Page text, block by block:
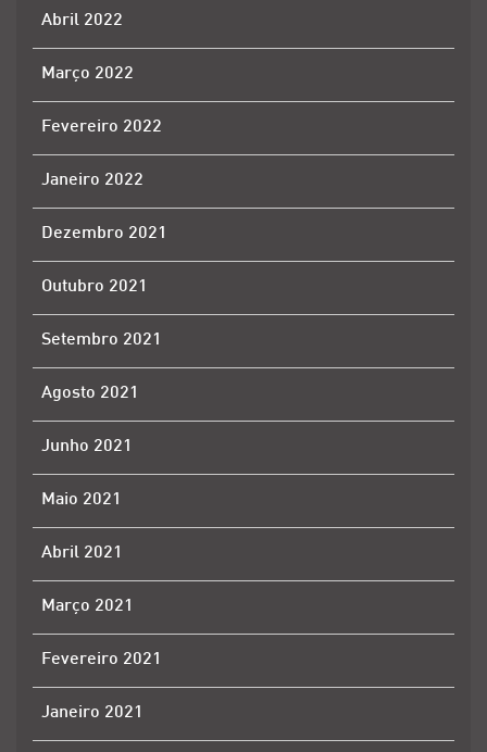
Abril 2022
Março 2022
Fevereiro 2022
Janeiro 2022
Dezembro 2021
Outubro 2021
Setembro 2021
Agosto 2021
Junho 2021
Maio 2021
Abril 2021
Março 2021
Fevereiro 2021
Janeiro 2021